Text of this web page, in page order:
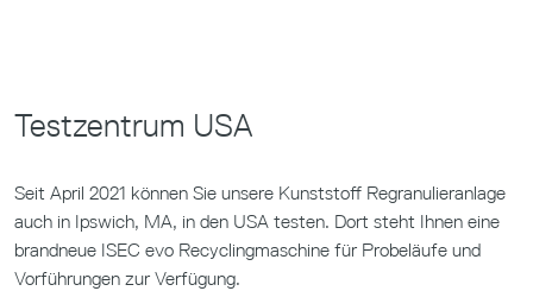
Testzentrum USA
Seit April 2021 können Sie unsere Kunststoff Regranulieranlage
auch in Ipswich, MA, in den USA testen. Dort steht Ihnen eine
brandneue ISEC evo Recyclingmaschine für Probeläufe und
Vorführungen zur Verfügung.